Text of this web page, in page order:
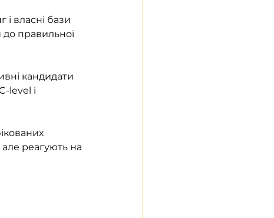
власні бази
до правильної
кандидати
level і
реагують на